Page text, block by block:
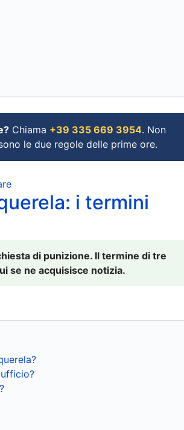
Chiama +39 335 669 3954. Non
le due regole delle prime ore.
i termini
di punizione. Il termine di tre
se ne acquisisce notizia.